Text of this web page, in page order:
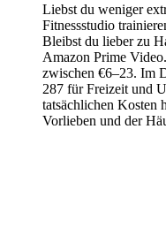
Liebst du weniger
Fitnessstudio
Bleibst du lieber zu
Amazon Prime
zwischen €6–23. Im
287 für Freizeit und
tatsächlichen Kosten
Vorlieben und der